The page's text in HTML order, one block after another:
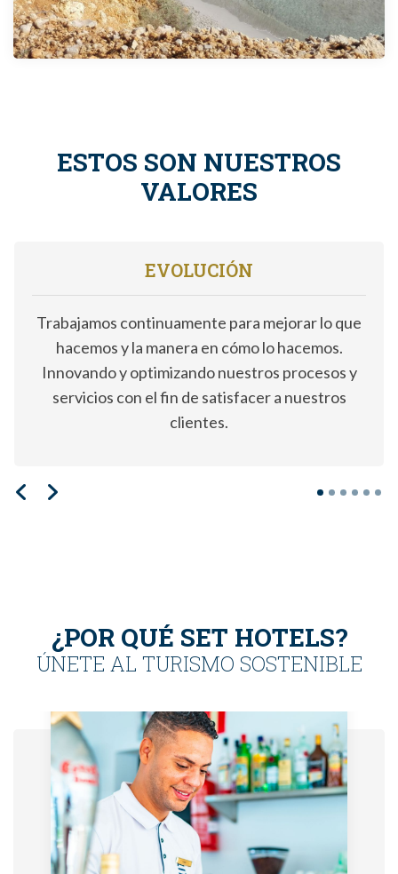
ESTOS SON NUESTROS
VALORES
EVOLUCIÓN
Trabajamos continuamente para mejorar lo que
hacemos y la manera en cómo lo hacemos.
Innovando y optimizando nuestros procesos y
servicios con el fin de satisfacer a nuestros
clientes.
¿POR QUÉ SET HOTELS?
ÚNETE AL TURISMO SOSTENIBLE